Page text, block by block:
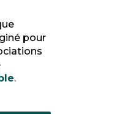
pour
.